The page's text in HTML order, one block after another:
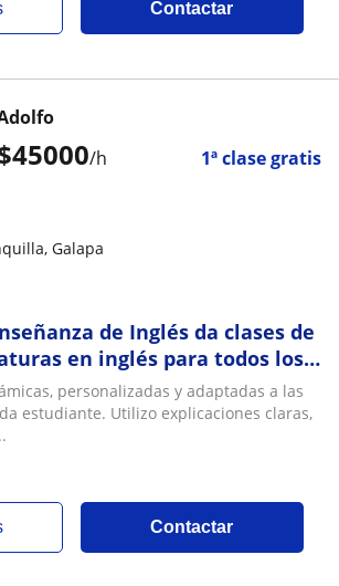
Contactar
45000/h 1ª clase gratis
Galapa
de Inglés da clases de
en inglés para todos los
académico y entrenamient
personalizadas y adaptadas a las
estudiante. Utilizo explicaciones claras,
Contactar